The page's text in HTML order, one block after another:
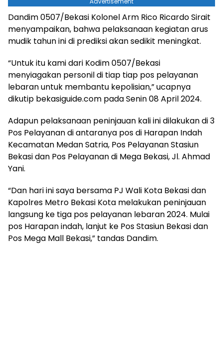
Dandim 0507/Bekasi Kolonel Arm Rico Ricardo Sirait
menyampaikan, bahwa pelaksanaan kegiatan arus
mudik tahun ini di prediksi akan sedikit meningkat.
“Untuk itu kami dari Kodim 0507/Bekasi
menyiagakan personil di tiap tiap pos pelayanan
lebaran untuk membantu kepolisian,” ucapnya
dikutip bekasiguide.com pada Senin 08 April 2024.
Adapun pelaksanaan peninjauan kali ini dilakukan di 3
Pos Pelayanan di antaranya pos di Harapan Indah
Kecamatan Medan Satria, Pos Pelayanan Stasiun
Bekasi dan Pos Pelayanan di Mega Bekasi, Jl. Ahmad
Yani.
“Dan hari ini saya bersama PJ Wali Kota Bekasi dan
Kapolres Metro Bekasi Kota melakukan peninjauan
langsung ke tiga pos pelayanan lebaran 2024. Mulai
pos Harapan indah, lanjut ke Pos Stasiun Bekasi dan
Pos Mega Mall Bekasi,” tandas Dandim.